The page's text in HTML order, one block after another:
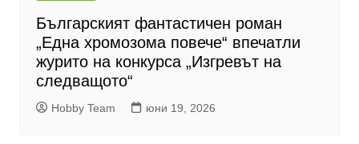
Българският фантастичен роман
„Една хромозома повече“ впечатли
журито на конкурса „Изгревът на
следващото“
Hobby Team юни 19, 2026